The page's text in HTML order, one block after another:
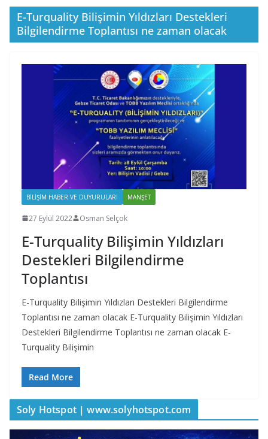
E-Turquality Bilişimin Yıldızları Destekleri
Bilgilendirme Toplantısı ne zaman olacak
BILIŞIM HABER VE DUYURULARI MANŞET
27 Eylül 2022 Osman Selçok
E-Turquality Bilişimin Yıldızları
Destekleri Bilgilendirme
Toplantısı
E-Turquality Bilişimin Yıldızları Destekleri Bilgilendirme
Toplantısı ne zaman olacak E-Turquality Bilişimin Yıldızları
Destekleri Bilgilendirme Toplantısı ne zaman olacak E-
Turquality Bilişimin
Read More
Soly Hotspot | www.solyhotspot.com